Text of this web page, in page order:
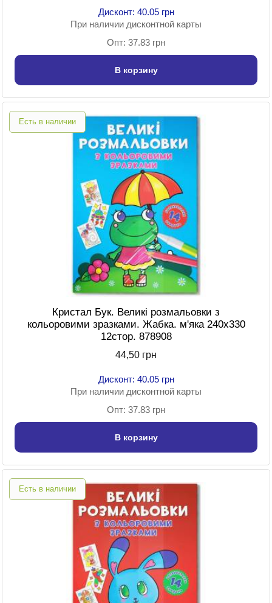
Дисконт: 40.05 грн
При наличии дисконтной карты
Опт: 37.83 грн
В корзину
Есть в наличии
Кристал Бук. Великі розмальовки з
кольоровими зразками. Жабка. м'яка 240х330
12стор. 878908
44,50 грн
Дисконт: 40.05 грн
При наличии дисконтной карты
Опт: 37.83 грн
В корзину
Есть в наличии